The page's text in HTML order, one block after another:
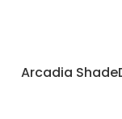
Arcadia